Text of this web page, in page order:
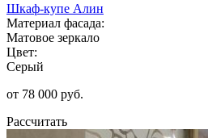
Шкаф-купе Алин
Материал фасада:
Матовое зеркало
Цвет:
Серый
от 78 000 руб.
Рассчитать